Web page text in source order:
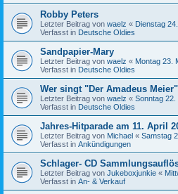
Robby Peters
Letzter Beitrag von waelz « Dienstag
Verfasst in Deutsche Oldies
Sandpapier-Mary
Letzter Beitrag von waelz « Montag 23.
Verfasst in Deutsche Oldies
Wer singt "Der Amadeus
Letzter Beitrag von waelz « Sonntag
Verfasst in Deutsche Oldies
Jahres-Hitparade am 11. April
Letzter Beitrag von Michael « Samstag
Verfasst in Ankündigungen
Schlager- CD
Letzter Beitrag von Jukeboxjunkie «
Verfasst in An- & Verkauf